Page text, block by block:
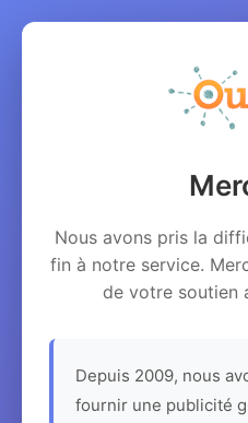
Nous avons pris la
fin à notre service.
de votre soutien
Depuis 2009, nous
fournir une publicité